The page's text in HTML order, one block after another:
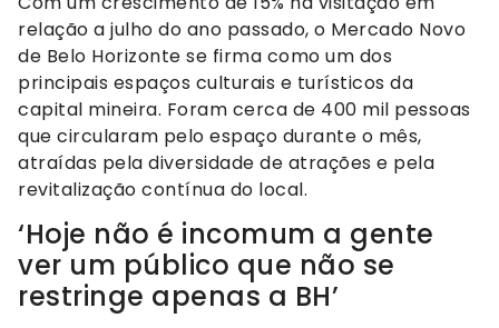
relação a julho do ano passado, o Mercado Novo
de Belo Horizonte se firma como um dos
principais espaços culturais e turísticos da
capital mineira. Foram cerca de 400 mil pessoas
que circularam pelo espaço durante o mês,
atraídas pela diversidade de atrações e pela
revitalização contínua do local.
‘Hoje não é incomum a gente
ver um público que não se
restringe apenas a BH’